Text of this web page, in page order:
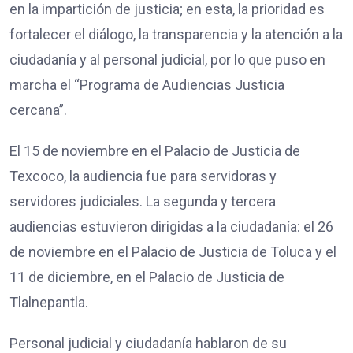
en la impartición de justicia; en esta, la prioridad es
fortalecer el diálogo, la transparencia y la atención a la
ciudadanía y al personal judicial, por lo que puso en
marcha el “Programa de Audiencias Justicia
cercana”.
El 15 de noviembre en el Palacio de Justicia de
Texcoco, la audiencia fue para servidoras y
servidores judiciales. La segunda y tercera
audiencias estuvieron dirigidas a la ciudadanía: el 26
de noviembre en el Palacio de Justicia de Toluca y el
11 de diciembre, en el Palacio de Justicia de
Tlalnepantla.
Personal judicial y ciudadanía hablaron de su